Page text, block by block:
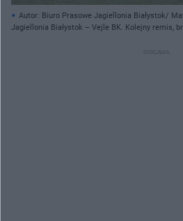
Autor: Biuro Prasowe Jagiellonia Białystok/
Jagiellonia Białystok – Vejle BK. Kolejny remis,